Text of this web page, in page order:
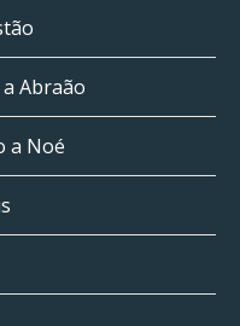
Abraão
a Noé